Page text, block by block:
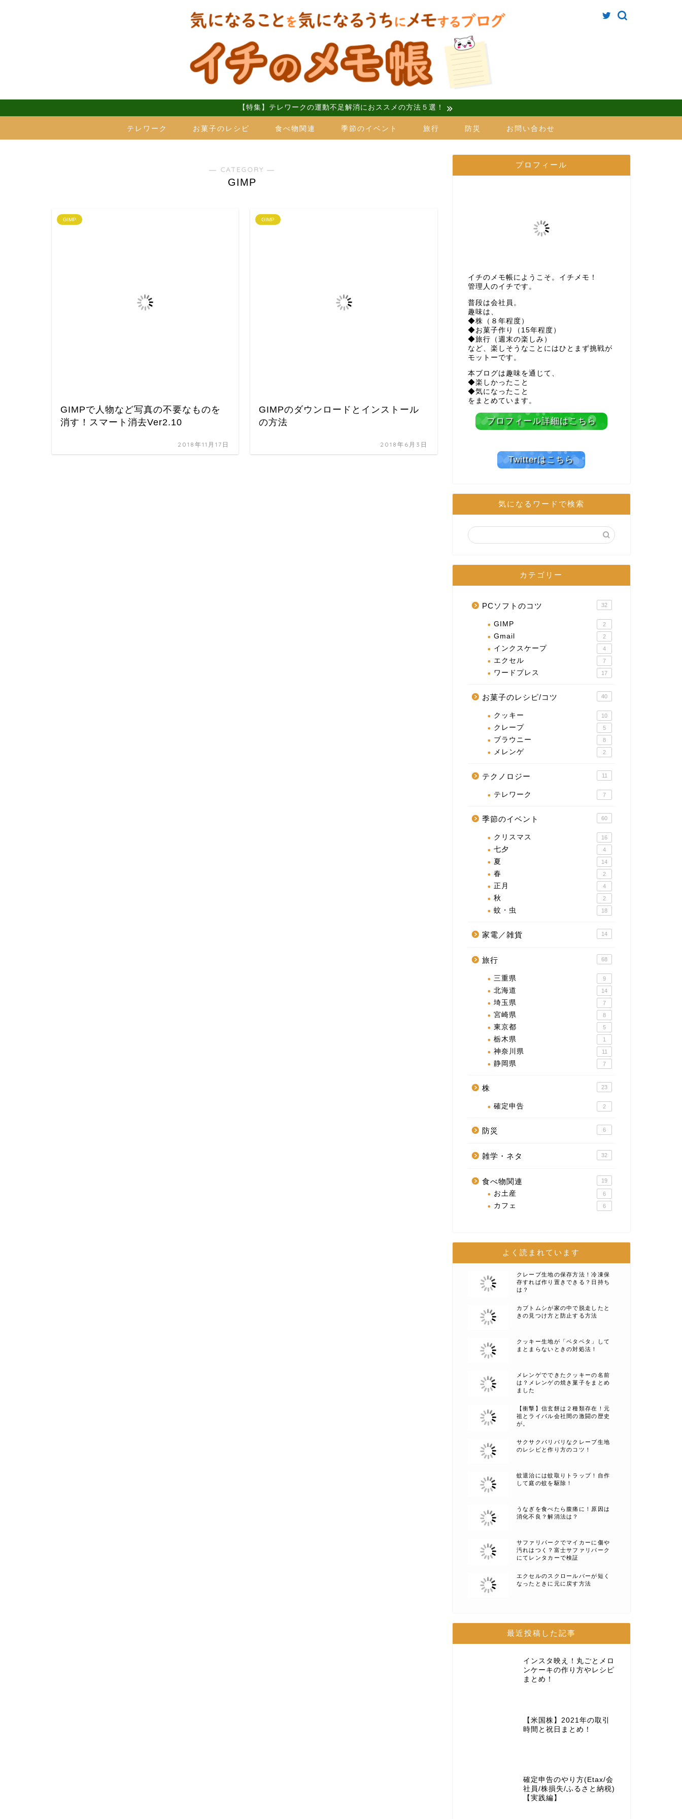
【特集】テレワークの運動不足解消におススメの方法５選！
テレワーク お菓子のレシピ 食べ物関連 季節のイベント 旅行 防災 お問い合わせ
― CATEGORY ―
GIMP
GIMP
GIMPで人物など写真の不要なものを
消す！スマート消去Ver2.10
2018年11月17日
GIMP
GIMPのダウンロードとインストール
の方法
2018年6月3日
プロフィール
イチのメモ帳にようこそ。イチメモ！
管理人のイチです。
普段は会社員。
趣味は、
◆株（８年程度）
◆お菓子作り（15年程度）
◆旅行（週末の楽しみ）
など、楽しそうなことにはひとまず挑戦が
モットーです。
本ブログは趣味を通じて、
◆楽しかったこと
◆気になったこと
をまとめています。
プロフィール詳細はこちら
Twitterはこちら
気になるワードで検索
カテゴリー
PCソフトのコツ 32
GIMP 2
Gmail 2
インクスケープ 4
エクセル 7
ワードプレス 17
お菓子のレシピ/コツ 40
クッキー 10
クレープ 5
ブラウニー 8
メレンゲ 2
テクノロジー 11
テレワーク 7
季節のイベント 60
クリスマス 16
七夕 4
夏 14
春 2
正月 4
秋 2
蚊・虫 18
家電／雑貨 14
旅行 68
三重県 9
北海道 14
埼玉県 7
宮崎県 8
東京都 5
栃木県 1
神奈川県 11
静岡県 7
株 23
確定申告 2
防災 6
雑学・ネタ 32
食べ物関連 19
お土産 6
カフェ 6
よく読まれています
クレープ生地の保存方法！冷凍保
存すれば作り置きできる？日持ち
は？
カブトムシが家の中で脱走したと
きの見つけ方と防止する方法
クッキー生地が「ベタベタ」して
まとまらないときの対処法！
メレンゲでできたクッキーの名前
は？メレンゲの焼き菓子をまとめ
ました
【衝撃】信玄餅は２種類存在！元
祖とライバル会社間の激闘の歴史
が。
サクサクパリパリなクレープ生地
のレシピと作り方のコツ！
蚊退治には蚊取りトラップ！自作
して庭の蚊を駆除！
うなぎを食べたら腹痛に！原因は
消化不良？解消法は？
サファリパークでマイカーに傷や
汚れはつく？富士サファリパーク
にてレンタカーで検証
エクセルのスクロールバーが短く
なったときに元に戻す方法
最近投稿した記事
インスタ映え！丸ごとメロ
ンケーキの作り方やレシピ
まとめ！
【米国株】2021年の取引
時間と祝日まとめ！
確定申告のやり方(Etax/会
社員/株損失/ふるさと納税)
【実践編】